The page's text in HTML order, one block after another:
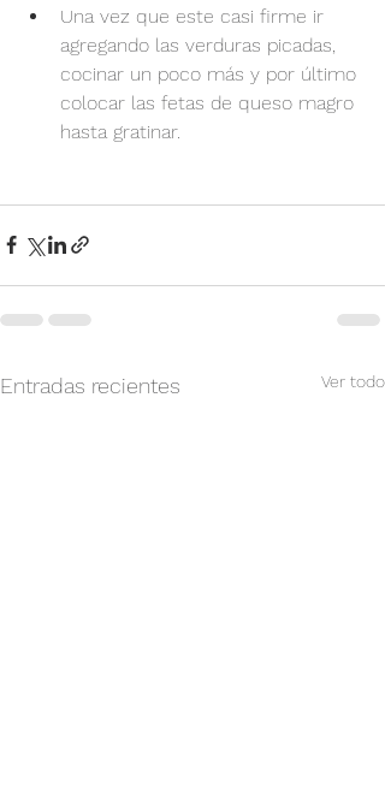
Una vez que este casi firme ir
agregando las verduras picadas,
cocinar un poco más y por último
colocar las fetas de queso magro
hasta gratinar.
Entradas recientes Ver todo